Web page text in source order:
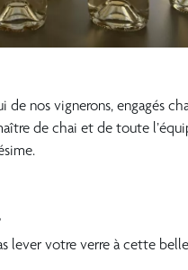
nos vignerons, engagés
de chai et de toute
lever votre verre à cette